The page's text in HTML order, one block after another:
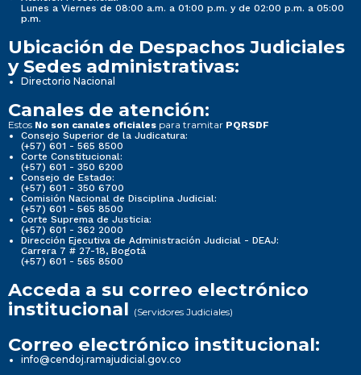
Lunes a Viernes de 08:00 a.m. a 01:00 p.m. y de 02:00 p.m. a 05:00
p.m.
Ubicación de Despachos Judiciales
y Sedes administrativas:
Directorio Nacional
Canales de atención:
Estos No son canales oficiales para tramitar PQRSDF
Consejo Superior de la Judicatura:
(+57) 601 - 565 8500
Corte Constitucional:
(+57) 601 - 350 6200
Consejo de Estado:
(+57) 601 - 350 6700
Comisión Nacional de Disciplina Judicial:
(+57) 601 - 565 8500
Corte Suprema de Justicia:
(+57) 601 - 362 2000
Dirección Ejecutiva de Administración Judicial - DEAJ:
Carrera 7 # 27-18, Bogotá
(+57) 601 - 565 8500
Acceda a su correo electrónico
institucional (Servidores Judiciales)
Correo electrónico institucional:
info@cendoj.ramajudicial.gov.co